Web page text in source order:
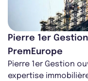
Pierre 1er Gestion
PremEurope
Pierre 1er Gestion
expertise